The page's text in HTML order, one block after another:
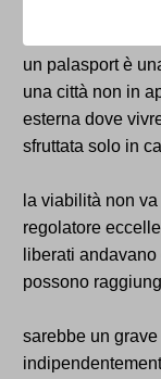
un palasport è
una città non in
esterna dove
sfruttata solo in
la viabilità non
regolatore
liberati
possono
sarebbe un